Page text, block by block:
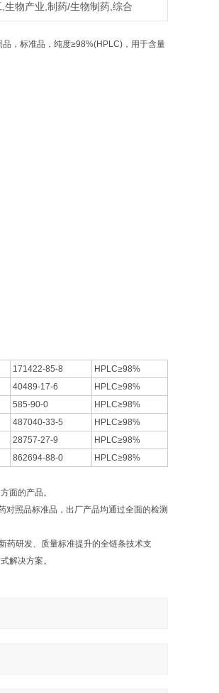
生物产业,制药/生物制药,综合
，标准品，纯度≥98%(HPLC)，用于含量
171422-85-8
HPLC≥98%
40489-17-6
HPLC≥98%
585-90-0
HPLC≥98%
487040-33-5
HPLC≥98%
28757-27-9
HPLC≥98%
862694-88-0 HPLC≥98%
面的产品。
照品标准品，出厂产品均通过全面的检测
研发、质量标准提升的全链条技术支
解决方案。